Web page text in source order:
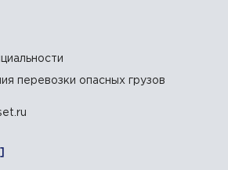
перевозки опасных грузов